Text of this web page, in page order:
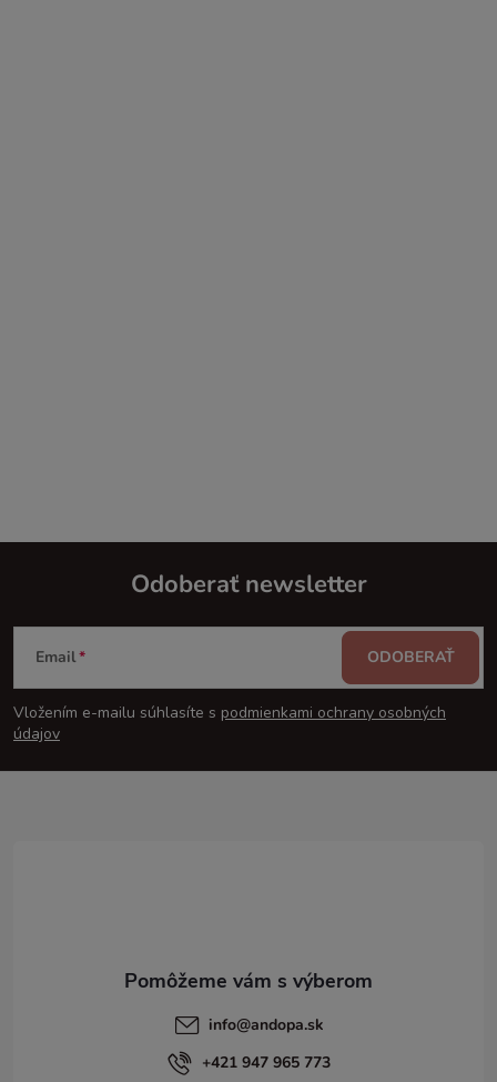
Z
á
p
Odoberať newsletter
Email
Vložením e-mailu súhlasíte s podmienkami ochrany osobných
údajov
ODOBERAŤ
info@andopa.sk
+421 947 965 773